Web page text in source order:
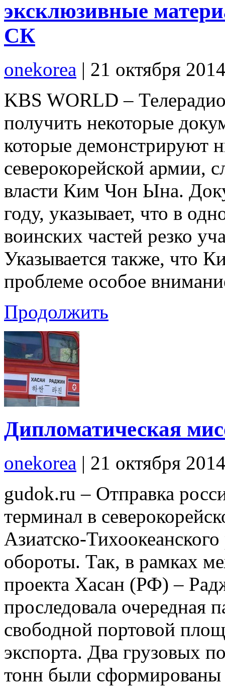
эксклюзивные
СК
onekorea | 21 октября
KBS WORLD –
получить некоторые
которые
северокорейской армии,
власти Ким Чон Ына.
году, указывает, что в
воинских частей резко
Указывается также, что
проблеме особое
Продолжить
Дипломатическая
onekorea | 21 октября
gudok.ru – Отправка
терминал в
Азиатско-
обороты. Так, в рамках
проекта Хасан (РФ) –
проследовала очередная
свободной портовой
экспорта. Два грузовых
тонн были